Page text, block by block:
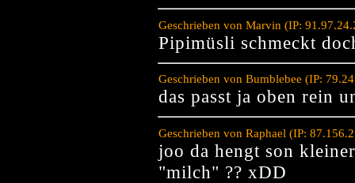
Geschrieben von Marvin (IP:
Pipimüsli schmeckt
Geschrieben von Bumblebee (IP:
das passt ja oben rein
Geschrieben von Raphael (IP:
joo da hengt son
"milch" ?? xDD